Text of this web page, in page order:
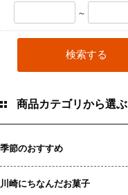
～
商品カテゴリから選ぶ
季節のおすすめ
川崎にちなんだお菓子